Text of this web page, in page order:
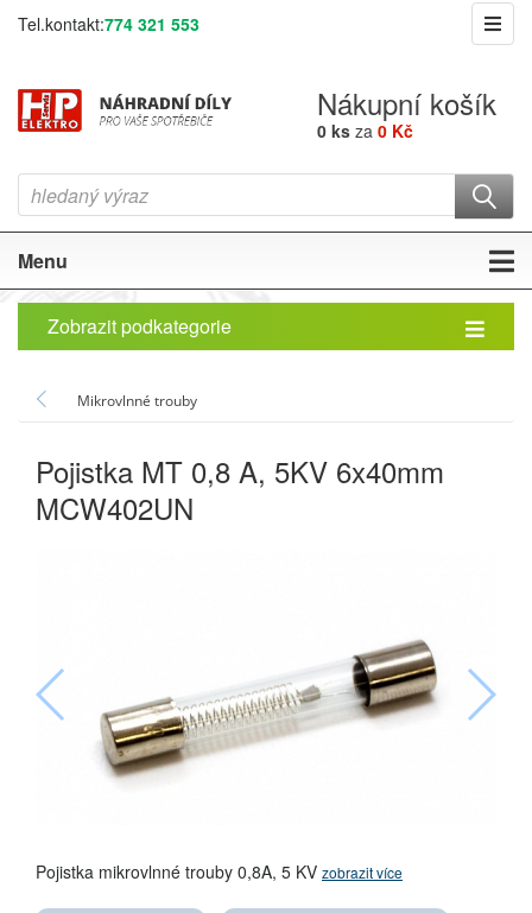
Tel.kontakt:774 321 553
Nákupní košík
0 ks za 0 Kč
Menu
Zobrazit podkategorie
Mikrovlnné trouby
Pojistka MT 0,8 A, 5KV 6x40mm
MCW402UN
Pojistka mikrovlnné trouby 0,8A, 5 KV zobrazit více